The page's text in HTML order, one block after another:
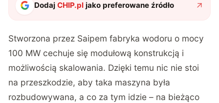
DodajCHIP.pl jako preferowane źródło
Stworzona przez Saipem fabryka wodoru o mocy
100 MW cechuje się modułową konstrukcją i
możliwością skalowania. Dzięki temu nic nie stoi
na przeszkodzie, aby taka maszyna była
rozbudowywana, a co za tym idzie – na bieżąco